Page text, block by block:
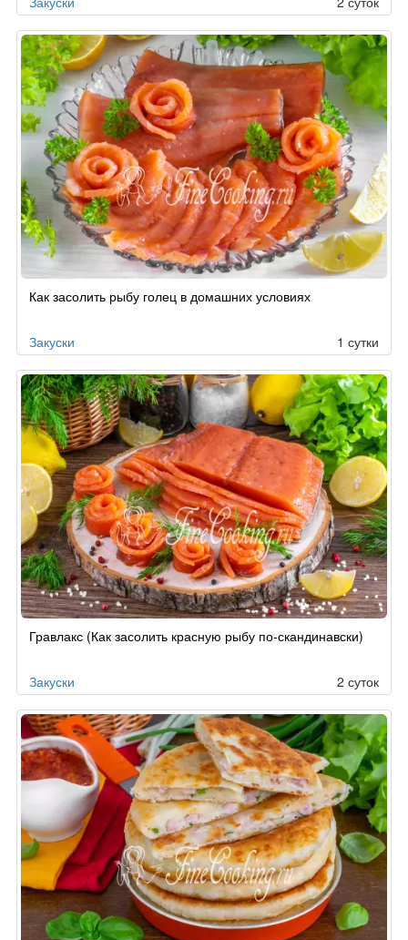
Как засолить рыбу голец в домашних условиях
Закуски 1 сутки
Гравлакс (Как засолить красную рыбу по-скандинавски)
Закуски 2 суток